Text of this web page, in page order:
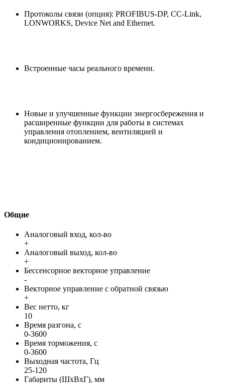
Протоколы связи (опция): PROFIBUS-DP, CC-Link,
LONWORKS, Device Net and Ethernet.
Встроенные часы реального времени.
Новые и улучшенные функции энергосбережения и
расширенные функции для работы в системах
управления отоплением, вентиляцией и
кондиционированием.
Общие
Аналоговый вход, кол-во
+
Аналоговый выход, кол-во
+
Бессенсорное векторное управление
-
Векторное управление с обратной связью
+
Вес нетто, кг
10
Время разгона, с
0-3600
Время торможения, с
0-3600
Выходная частота, Гц
25-120
Габариты (ШхВхГ), мм